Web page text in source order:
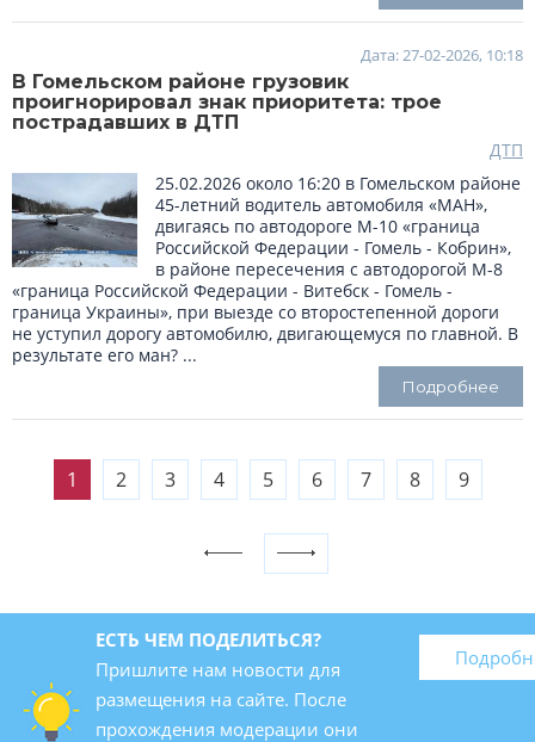
Дата: 27-02-2026, 10:18
В Гомельском районе грузовик
проигнорировал знак приоритета: трое
пострадавших в ДТП
ДТП
25.02.2026 около 16:20 в Гомельском районе
45-летний водитель автомобиля «МАН»,
двигаясь по автодороге М-10 «граница
Российской Федерации - Гомель - Кобрин»,
в районе пересечения с автодорогой М-8
«граница Российской Федерации - Витебск - Гомель -
граница Украины», при выезде со второстепенной дороги
не уступил дорогу автомобилю, двигающемуся по главной. В
результате его ман? ...
Подробнее
1 2 3 4 5 6 7 8 9
ЕСТЬ ЧЕМ ПОДЕЛИТЬСЯ?
Пришлите нам новости для
размещения на сайте. После
прохождения модерации они